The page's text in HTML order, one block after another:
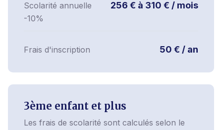
Scolarité annuelle
-10%
256 € à 310 € / mois
Frais d'inscription 50 € / an
3ème enfant et plus
Les frais de scolarité sont calculés selon le